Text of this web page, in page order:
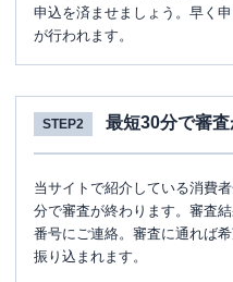
申込を済ませましょう。早く
が行われます。
STEP2 最短30分で審査
当サイトで紹介している消費
分で審査が終わります。審査
番号にご連絡。審査に通れば
振り込まれます。